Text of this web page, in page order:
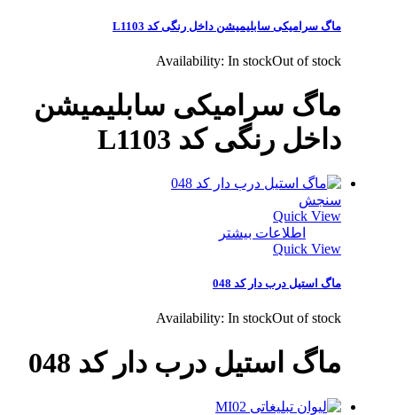
ماگ سرامیکی سابلیمیشن داخل رنگی کد L1103
Availability:In stockOut of stock
ماگ سرامیکی سابلیمیشن
داخل رنگی کد L1103
سنجش
Quick View
اطلاعات بیشتر
Quick View
ماگ استیل درب دار کد 048
Availability:In stockOut of stock
ماگ استیل درب دار کد 048